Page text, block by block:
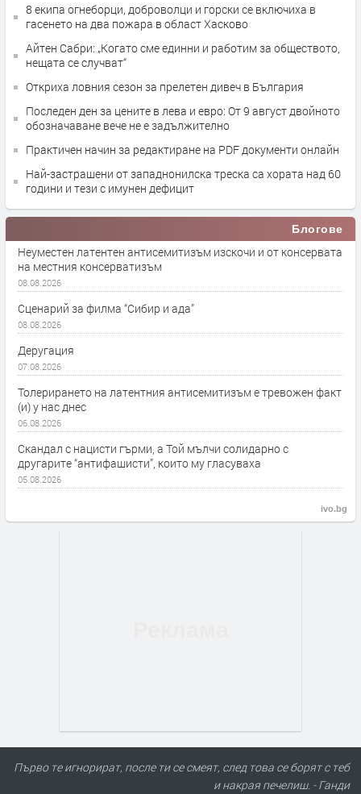
8 екипа огнеборци, доброволци и горски се включиха в
гасенето на два пожара в област Хасково
Айтен Сабри: „Когато сме единни и работим за обществото,
нещата се случват“
Откриха ловния сезон за прелетен дивеч в България
Последен ден за цените в лева и евро: От 9 август двойното
обозначаване вече не е задължително
Практичен начин за редактиране на PDF документи онлайн
Най-застрашени от западнонилска треска са хората над 60
години и тези с имунен дефицит
Блогове
Неуместен латентен антисемитизъм изскочи и от консервата
на местния консерватизъм
08.08.2026
Сценарий за филма “Сибир и ада”
08.08.2026
Деругация
07.08.2026
Толерирането на латентния антисемитизъм е тревожен факт
(и) у нас днес
06.08.2026
Скандал с нацисти гърми, а Той мълчи солидарно с
другарите “антифашисти”, които му гласуваха
05.08.2026
ivo.bg
Първо те игнорират, после ти се смеят, след това се борят с теб
и накрая печелиш. - Ганди